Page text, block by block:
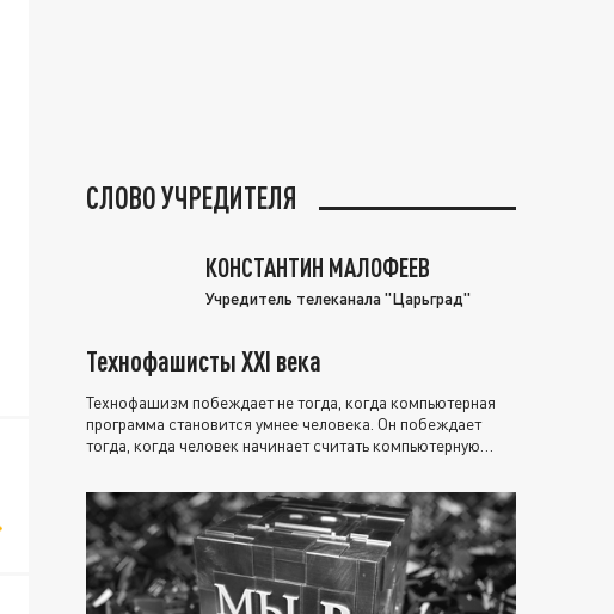
СЛОВО УЧРЕДИТЕЛЯ
КОНСТАНТИН МАЛОФЕЕВ
Учредитель телеканала "Царьград"
Технофашисты XXI века
Технофашизм побеждает не тогда, когда компьютерная
программа становится умнее человека. Он побеждает
тогда, когда человек начинает считать компьютерную